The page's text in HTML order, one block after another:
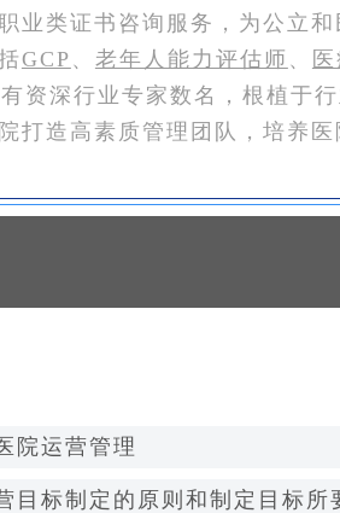
业类证书咨询服务，为公立和
GCP 、 老年人能力评估师 、
资深行业专家数名，根植于行
打造高素质管理团队，培养医
院运营管理
目标制定的原则和制定目标所